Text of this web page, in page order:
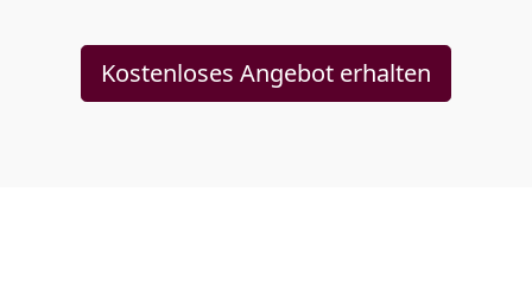
Kostenloses Angebot erhalten